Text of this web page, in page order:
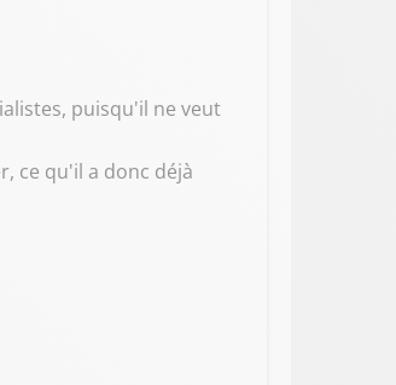
puisqu'il ne veut
ce qu'il a donc déjà